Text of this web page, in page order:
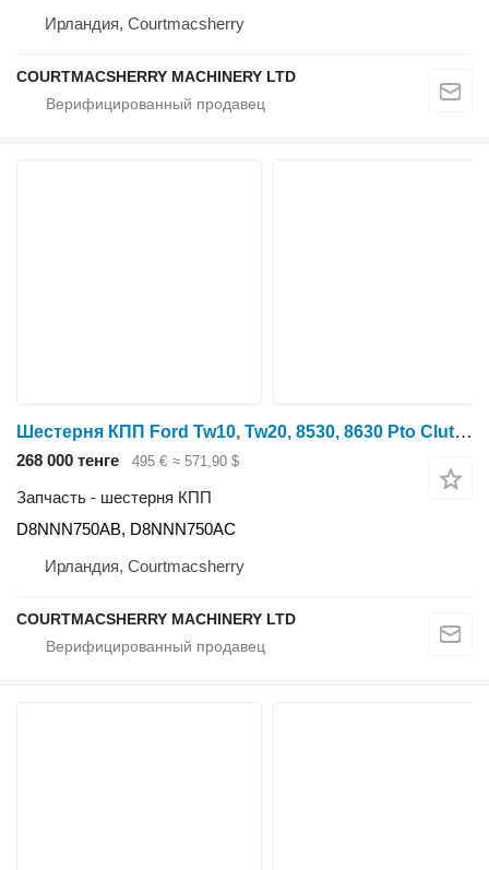
Ирландия, Courtmacsherry
COURTMACSHERRY MACHINERY LTD
Шестерня КПП Ford Tw10, Tw20, 8530, 8630 Pto Clutch Gear Z53 D8nnn750ab, D8nnn750a D8NNN750AB для трактора колесного
268 000 тенге 495 € ≈ 571,90 $
Запчасть - шестерня КПП
D8NNN750AB, D8NNN750AC
Ирландия, Courtmacsherry
COURTMACSHERRY MACHINERY LTD